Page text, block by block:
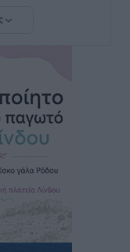
ο μηχανισμός
– Ισχυρά
6 περιοχές
αέρα» τους